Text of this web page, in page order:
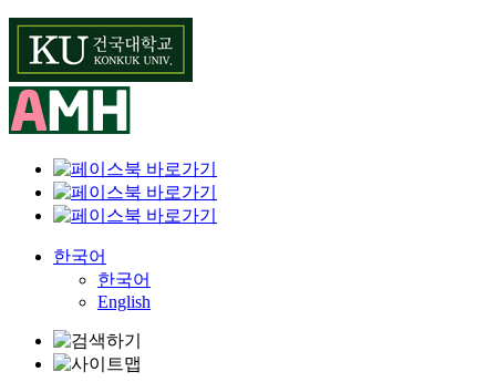
Skip
content
한국어
한국어
English